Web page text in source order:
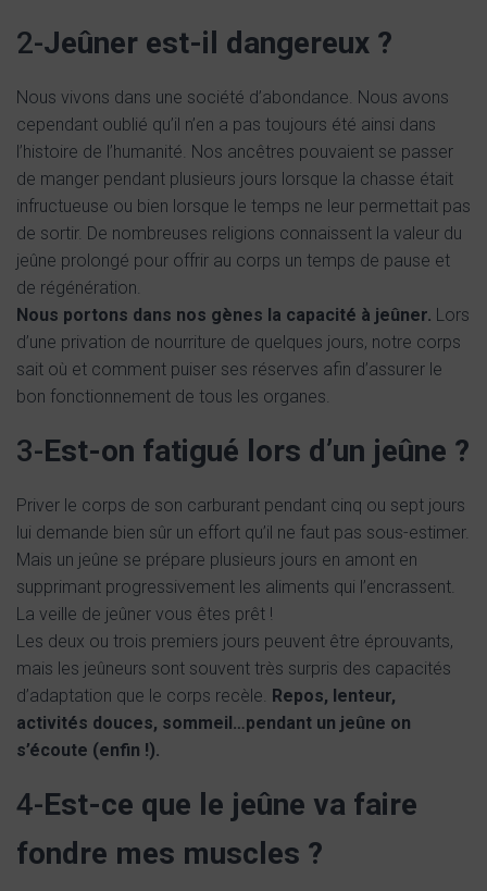
2-Jeûner est-il dangereux ?
Nous vivons dans une société d’abondance. Nous avons
cependant oublié qu’il n’en a pas toujours été ainsi dans
l’histoire de l’humanité. Nos ancêtres pouvaient se passer
de manger pendant plusieurs jours lorsque la chasse était
infructueuse ou bien lorsque le temps ne leur permettait pas
de sortir. De nombreuses religions connaissent la valeur du
jeûne prolongé pour offrir au corps un temps de pause et
de régénération.
Nous portons dans nos gènes la capacité à jeûner. Lors
d’une privation de nourriture de quelques jours, notre corps
sait où et comment puiser ses réserves afin d’assurer le
bon fonctionnement de tous les organes.
3-Est-on fatigué lors d’un jeûne ?
Priver le corps de son carburant pendant cinq ou sept jours
lui demande bien sûr un effort qu’il ne faut pas sous-estimer.
Mais un jeûne se prépare plusieurs jours en amont en
supprimant progressivement les aliments qui l’encrassent.
La veille de jeûner vous êtes prêt !
Les deux ou trois premiers jours peuvent être éprouvants,
mais les jeûneurs sont souvent très surpris des capacités
d’adaptation que le corps recèle. Repos, lenteur,
activités douces, sommeil…pendant un jeûne on
s’écoute (enfin !).
4-Est-ce que le jeûne va faire
fondre mes muscles ?